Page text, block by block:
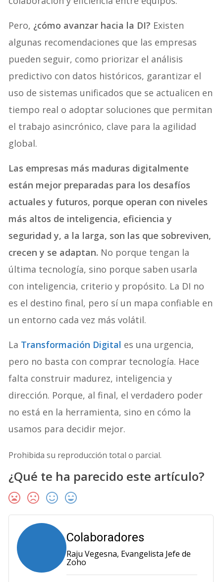
Pero, ¿cómo avanzar hacia la DI? Existen
algunas recomendaciones que las empresas
pueden seguir, como priorizar el análisis
predictivo con datos históricos, garantizar el
uso de sistemas unificados que se actualicen en
tiempo real o adoptar soluciones que permitan
el trabajo asincrónico, clave para la agilidad
global.
Las empresas más maduras digitalmente
están mejor preparadas para los desafíos
actuales y futuros, porque operan con niveles
más altos de inteligencia, eficiencia y
seguridad y, a la larga, son las que sobreviven,
crecen y se adaptan. No porque tengan la
última tecnología, sino porque saben usarla
con inteligencia, criterio y propósito. La DI no
es el destino final, pero sí un mapa confiable en
un entorno cada vez más volátil.
La Transformación Digital es una urgencia,
pero no basta con comprar tecnología. Hace
falta construir madurez, inteligencia y
dirección. Porque, al final, el verdadero poder
no está en la herramienta, sino en cómo la
usamos para decidir mejor.
Prohibida su reproducción total o parcial.
¿Qué te ha parecido este artículo?
Colaboradores
Raju Vegesna, Evangelista Jefe de
Zoho